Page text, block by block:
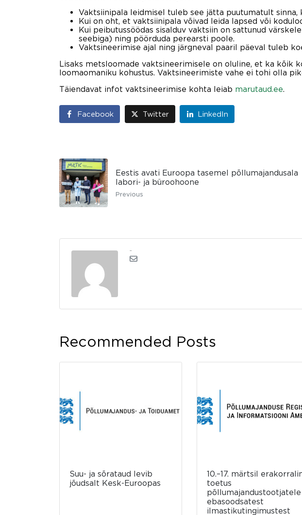
Vaktsiinipala leidmisel tuleb see jätta puutumatult sinna,
Kui on oht, et vaktsiinipala võivad leida lapsed või
Kui peibutussöödas sisalduv vaktsiin on sattunud
seebiga) ning pöörduda perearsti poole.
Vaktsineerimise ajal ning järgneval paaril päeval tuleb
Lisaks metsloomade vaktsineerimisele on oluline, et ka kõik
loomaomaniku kohustus. Vaktsineerimiste vahe ei tohi olla
Täiendavat infot vaktsineerimise kohta leiab marutaud.ee.
Facebook Twitter LinkedIn
Eestis avati Euroopa tasemel põllumajandusala
labori- ja büroohoone
Previous
Recommended Posts
Suu- ja sõrataud levib
jõudsalt Kesk-Euroopas
10.–17. märtsil
toetus
põllumajandustootjatele
ebasoodsatest
ilmastikutingimustest